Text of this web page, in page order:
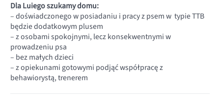
Dla Luiego szukamy domu:
– doświadczonego w posiadaniu i pracy z psem w typie TTB
będzie dodatkowym plusem
– z osobami spokojnymi, lecz konsekwentnymi w
prowadzeniu psa
– bez małych dzieci
– z opiekunami gotowymi podjąć współpracę z
behawiorystą, trenerem